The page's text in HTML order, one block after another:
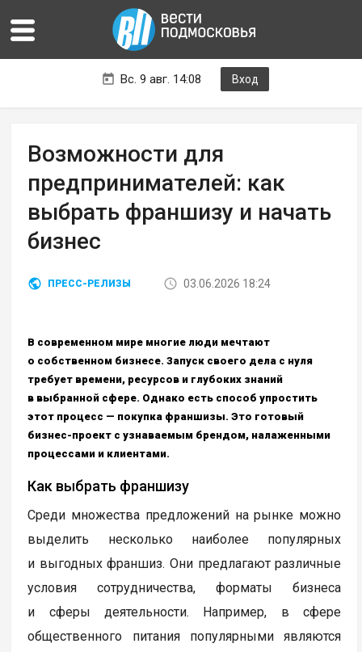
Вс. 9 авг. 14:08 Вход
Возможности для
предпринимателей: как
выбрать франшизу и начать
бизнес
ПРЕСС-РЕЛИЗЫ 03.06.2026 18:24
В современном мире многие люди мечтают
о собственном бизнесе. Запуск своего дела с нуля
требует времени, ресурсов и глубоких знаний
в выбранной сфере. Однако есть способ упростить
этот процесс — покупка франшизы. Это готовый
бизнес-проект с узнаваемым брендом, налаженными
процессами и клиентами.
Как выбрать франшизу
Среди множества предложений на рынке можно
выделить несколько наиболее популярных
и выгодных франшиз. Они предлагают различные
условия сотрудничества, форматы бизнеса
и сферы деятельности. Например, в сфере
общественного питания популярными являются